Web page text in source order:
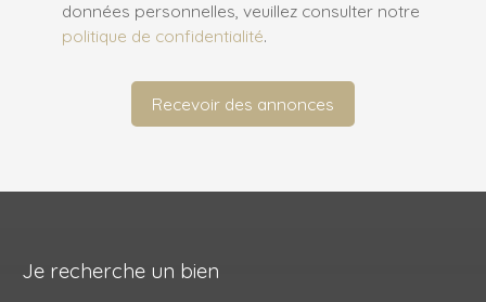
données personnelles, veuillez consulter notre
politique de confidentialité.
Recevoir des annonces
Je recherche un bien